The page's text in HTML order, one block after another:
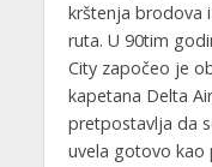
krštenja brodova
ruta. U 90tim
City započeo je
kapetana Delta
pretpostavlja da
uvela gotovo kao